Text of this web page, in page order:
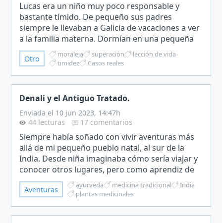
Lucas era un niño muy poco responsable y
bastante tímido. De pequeño sus padres
siempre le llevaban a Galicia de vacaciones a ver
a la familia materna. Dormían en una pequeña
aldea de la hermana de su abuela. Sus primos
eran sus compañeros de…
Otro moraleja superación
lección de vida
timidez
Casos reales
Denali y el Antiguo Tratado.
Enviada el 10 jun 2023, 14:47h
44 lecturas
17 comentarios
Siempre había soñado con vivir aventuras más
allá de mi pequeño pueblo natal, al sur de la
India. Desde niña imaginaba cómo sería viajar y
conocer otros lugares, pero como aprendiz de
mi abuela Denali, una respetada Vaidya (médico
tradicional…
Aventuras ayurveda medicina tradicional
India
plantas medicinales